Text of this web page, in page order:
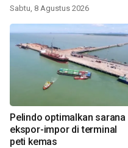
Sabtu, 8 Agustus 2026
Pelindo optimalkan sarana
ekspor-impor di terminal
peti kemas